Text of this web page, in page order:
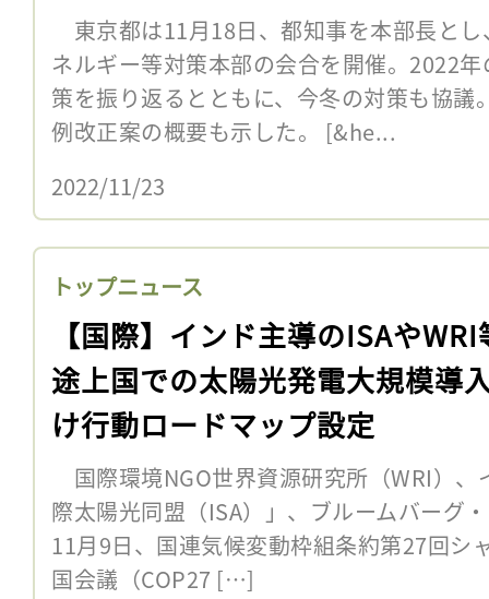
東京都は11月18日、都知事を本部長と
ネルギー等対策本部の会合を開催。2022
策を振り返るとともに、今冬の対策も協議
例改正案の概要も示した。 [&he...
2022/11/23
トップニュース
【国際】インド主導のISAやWRI
途上国での太陽光発電大規模導
け行動ロードマップ設定
国際環境NGO世界資源研究所（WRI）、
際太陽光同盟（ISA）」、ブルームバーグ
11月9日、国連気候変動枠組条約第27回シ
国会議（COP27 […]